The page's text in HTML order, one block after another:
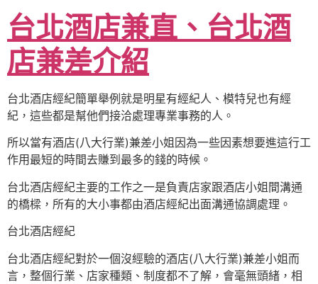
台北酒店兼直、台北酒
店兼差介紹
台北酒店經紀簡單舉例就是明星有經紀人、模特兒也有經
紀，這些都是幫他們接洽處理專業事務的人。
所以當有酒店(八大行業)兼差小姐因為一些因素想要進這行工
作用最短的時間去賺到最多的錢的時候。
台北酒店經紀主要的工作之一是負責店家跟酒店小姐間溝通
的橋樑，所有的大小事都由酒店經紀出面溝通協調處理。
台北酒店經紀
台北酒店經紀對於一個沒經驗的酒店(八大行業)兼差小姐而
言，整個行業、店家種類、制度都不了解，會毫無頭緒，相